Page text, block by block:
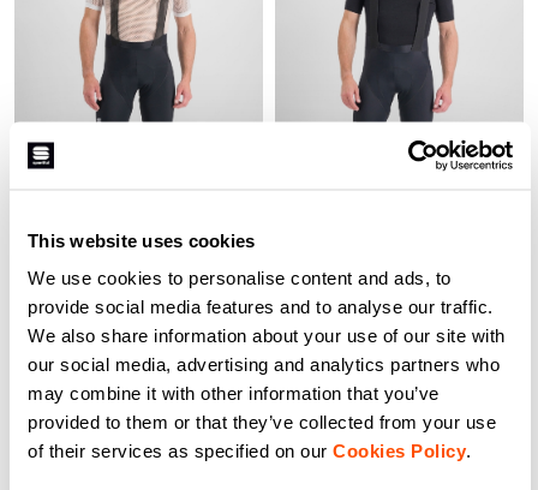
This website uses cookies
We use cookies to personalise content and ads, to
provide social media features and to analyse our traffic.
We also share information about your use of our site with
our social media, advertising and analytics partners who
may combine it with other information that you’ve
provided to them or that they’ve collected from your use
of their services as specified on our Cookies Policy.
2ND SKIN MESH TEE
69,00 CHF
und mit Details verziert, die zu den
Themen unserer Kollektion
navigate_next
MERINO LAYER TEE SHORT
Vergleichen